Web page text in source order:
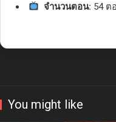
จำนวนตอน: 54 ต
You might like